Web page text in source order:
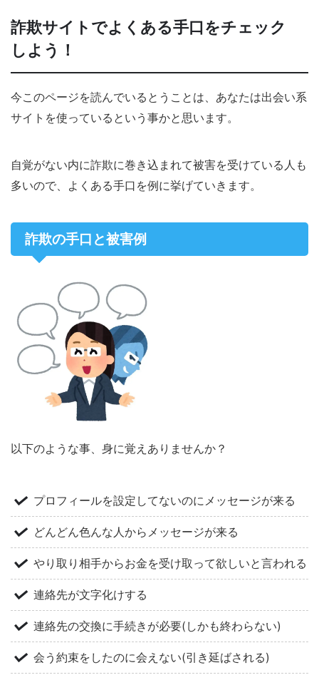
詐欺サイトでよくある手口をチェック
しよう！
今このページを読んでいるとうことは、あなたは出会い系
サイトを使っているという事かと思います。
自覚がない内に詐欺に巻き込まれて被害を受けている人も
多いので、よくある手口を例に挙げていきます。
詐欺の手口と被害例
以下のような事、身に覚えありませんか？
プロフィールを設定してないのにメッセージが来る
どんどん色んな人からメッセージが来る
やり取り相手からお金を受け取って欲しいと言われる
連絡先が文字化けする
連絡先の交換に手続きが必要(しかも終わらない)
会う約束をしたのに会えない(引き延ばされる)